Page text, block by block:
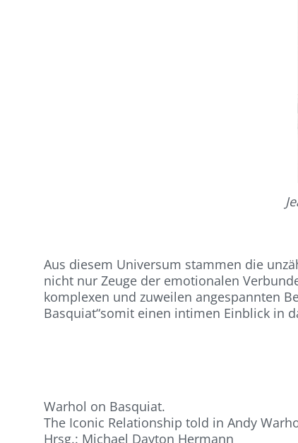
Aus diesem Universum stammen die
nicht nur Zeuge der emotionalen
komplexen und zuweilen angespannten
Basquiat“somit einen intimen Einblick in
Warhol on Basquiat.
The Iconic Relationship told in Andy
Hrsg.: Michael Dayton Hermann